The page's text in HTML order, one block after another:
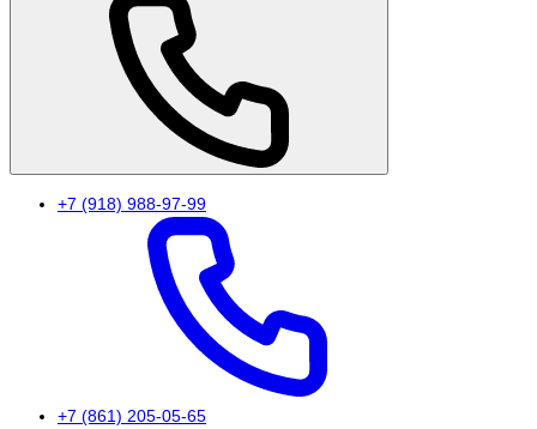
+7 (918) 988-97-99
+7 (861) 205-05-65